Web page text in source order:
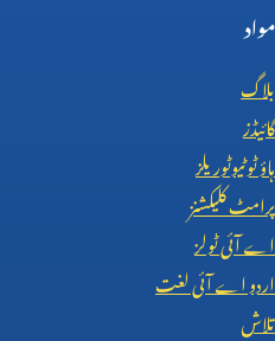
مواد
بلاگ
گائیڈز
ہاؤ ٹو ٹیوٹوریلز
پرامٹ کلیکشنز
اے آئی ٹولز
اردو اے آئی لغت
تلاش